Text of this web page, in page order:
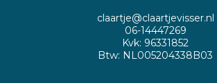
claartje@claartjevisser.nl
06-14447269
Kvk: 96331852
Btw: NL005204338B03